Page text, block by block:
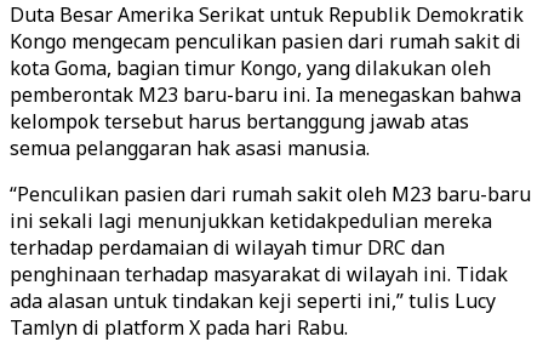
Duta Besar Amerika Serikat untuk Republik Demokratik
Kongo mengecam penculikan pasien dari rumah sakit di
kota Goma, bagian timur Kongo, yang dilakukan oleh
pemberontak M23 baru-baru ini. Ia menegaskan bahwa
kelompok tersebut harus bertanggung jawab atas
semua pelanggaran hak asasi manusia.
“Penculikan pasien dari rumah sakit oleh M23 baru-baru
ini sekali lagi menunjukkan ketidakpedulian mereka
terhadap perdamaian di wilayah timur DRC dan
penghinaan terhadap masyarakat di wilayah ini. Tidak
ada alasan untuk tindakan keji seperti ini,” tulis Lucy
Tamlyn di platform X pada hari Rabu.